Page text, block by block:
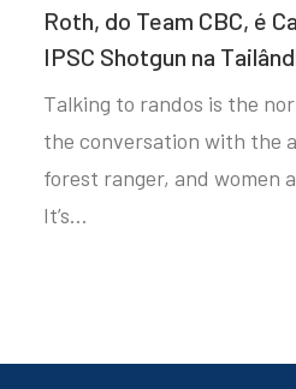
Roth, do Team CBC, é
IPSC Shotgun na
Talking to randos is the
the conversation with the
forest ranger, and women
It’s…